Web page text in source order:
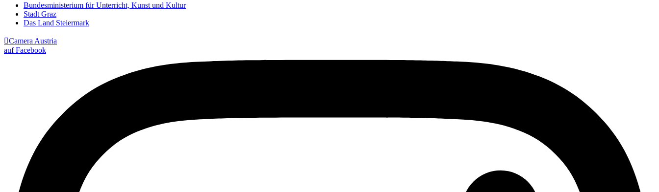
Bundesministerium für Unterricht, Kunst und Kultur
Stadt Graz
Das Land Steiermark
Camera Austria
auf Facebook